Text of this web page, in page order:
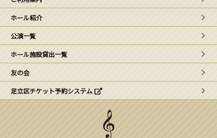
こどもみーてぃんぐ
Gがくえん
ブランドからのお知らせ
ホール紹介
公演一覧
ホール施設貸出一覧
友の会
足立区チケット予約システム